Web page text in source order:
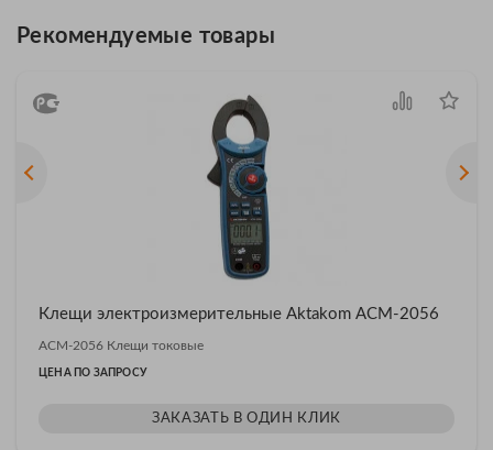
Рекомендуемые товары
Клещи электроизмерительные Aktakom АСМ-2056
АСМ-2056 Клещи токовые
ЦЕНА ПО ЗАПРОСУ
ЗАКАЗАТЬ В ОДИН КЛИК